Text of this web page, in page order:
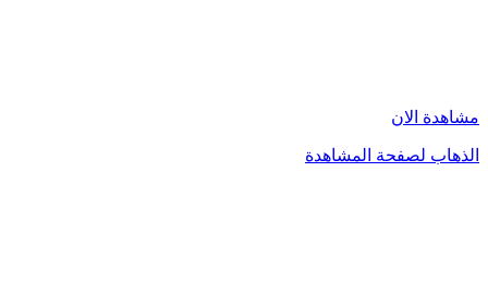
مشاهدة الان
الذهاب لصفحة المشاهدة